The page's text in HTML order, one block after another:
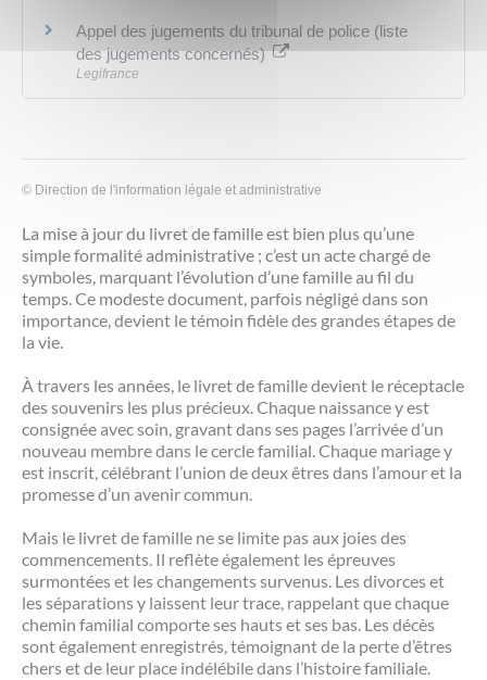
Appel des jugements du tribunal de police (liste
des jugements concernés)
Legifrance
© Direction de l'information légale et administrative
La mise à jour du livret de famille est bien plus qu’une
simple formalité administrative ; c’est un acte chargé de
symboles, marquant l’évolution d’une famille au fil du
temps. Ce modeste document, parfois négligé dans son
importance, devient le témoin fidèle des grandes étapes de
la vie.
À travers les années, le livret de famille devient le réceptacle
des souvenirs les plus précieux. Chaque naissance y est
consignée avec soin, gravant dans ses pages l’arrivée d’un
nouveau membre dans le cercle familial. Chaque mariage y
est inscrit, célébrant l’union de deux êtres dans l’amour et la
promesse d’un avenir commun.
Mais le livret de famille ne se limite pas aux joies des
commencements. Il reflète également les épreuves
surmontées et les changements survenus. Les divorces et
les séparations y laissent leur trace, rappelant que chaque
chemin familial comporte ses hauts et ses bas. Les décès
sont également enregistrés, témoignant de la perte d’êtres
chers et de leur place indélébile dans l’histoire familiale.